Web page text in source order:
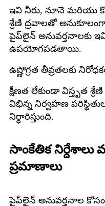
ఇవి నీరు, నూనె మరియు
శ్రేణి ద్రవాలతో
పైప్‌లైన్ అనువర్తనాలకు
ఉపయోగపడతాయి.
ఉష్ణోగ్రత తీవ్రతలకు
క్షీణత లేకుండా విస్తృత
విభిన్న నిర్వహణ
నిర్ధారిస్తుంది.
సాంకేతిక నిర్దేశాలు
ప్రమాణాలు
పైప్‌లైన్ అనువర్తనాల